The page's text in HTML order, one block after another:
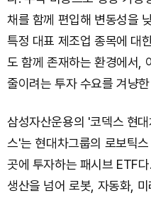
채를 함께 편입해 변동성을
특정 대표 제조업 종목에 대
도 함께 존재하는 환경에서,
줄이려는 투자 수요를 겨냥
삼성자산운용의 '코덱스 현
스'는 현대차그룹의 로보틱
곳에 투자하는 패시브 ETF
생산을 넘어 로봇, 자동화,